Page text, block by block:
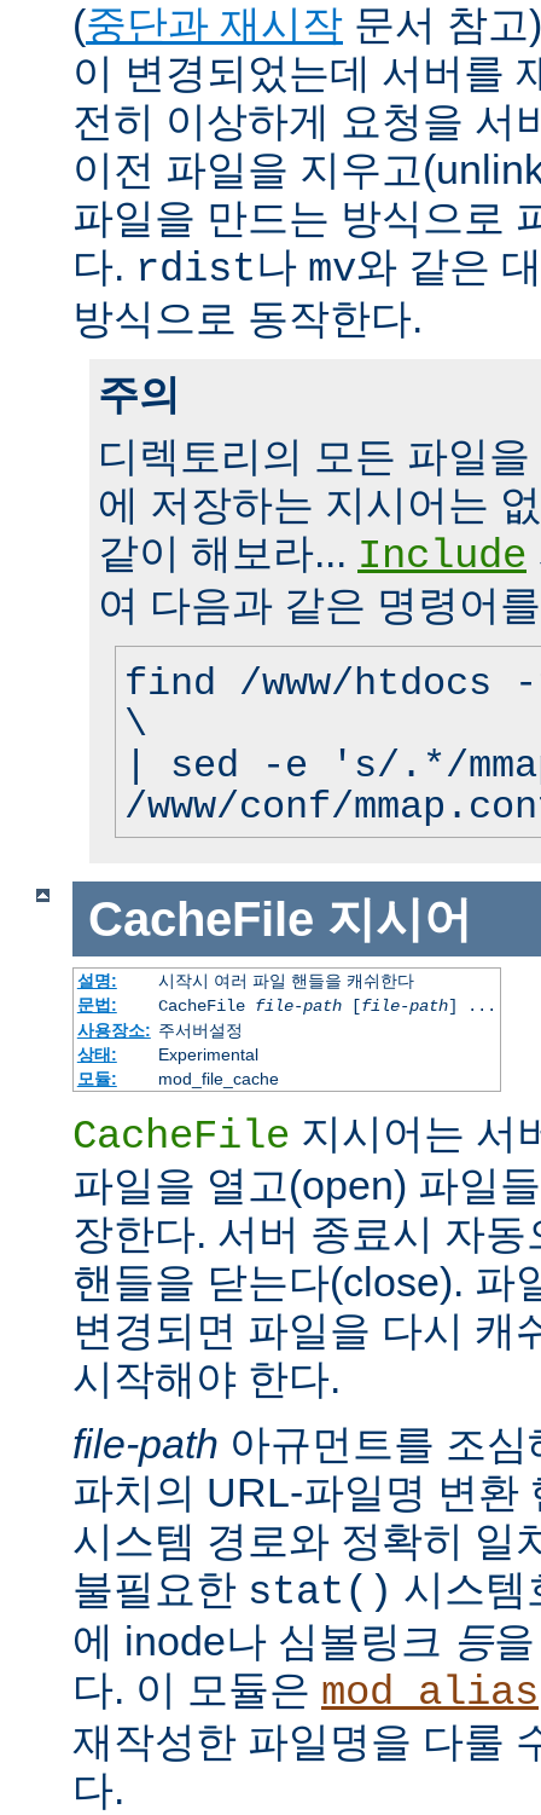
(중단과 재시작 문서 참
이 변경되었는데 서버를
전히 이상하게 요청을 서
이전 파일을 지우고
파일을 만드는 방식으로
다. rdist나 mv와 같은
방식으로 동작한다.
주의
디렉토리의 모든 파일
에 저장하는 지시어는
같이 해보라... Include
여 다음과 같은 명령어
find /www/
\
| sed -e 's/.*/
/www/conf/
CacheFile 지시어
설명:
시작시 여러 파일 핸들을 캐쉬한다
문법:
CacheFile file-path[file-path] ...
사용장소: 주서버설정
상태:
Experimental
모듈:
mod_file_cache
CacheFile 지시어는 서
파일을 열고(open) 파일
장한다. 서버 종료시 자
핸들을 닫는다(close). 파
변경되면 파일을 다시 캐
시작해야 한다.
file-path 아규먼트를 조
파치의 URL-파일명 변환
시스템 경로와 정확히 일
불필요한 stat() 시스템
에 inode나 심볼링크 등
다. 이 모듈은 mod_alias
재작성한 파일명을 다룰
다.